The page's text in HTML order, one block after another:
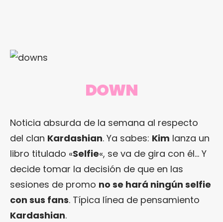
DOWN
Noticia absurda de la semana al respecto
del clan Kardashian. Ya sabes: Kim lanza un
libro titulado «Selfie«, se va de gira con él… Y
decide tomar la decisión de que en las
sesiones de promo no se hará ningún selfie
con sus fans. Típica línea de pensamiento
Kardashian.